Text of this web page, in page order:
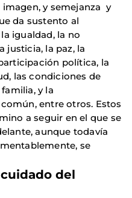
y semejanza y
da sustento al
igualdad, la no
justicia, la paz, la
política, la
las condiciones de
y la
entre otros. Estos
a seguir en el que se
aunque todavía
se
del